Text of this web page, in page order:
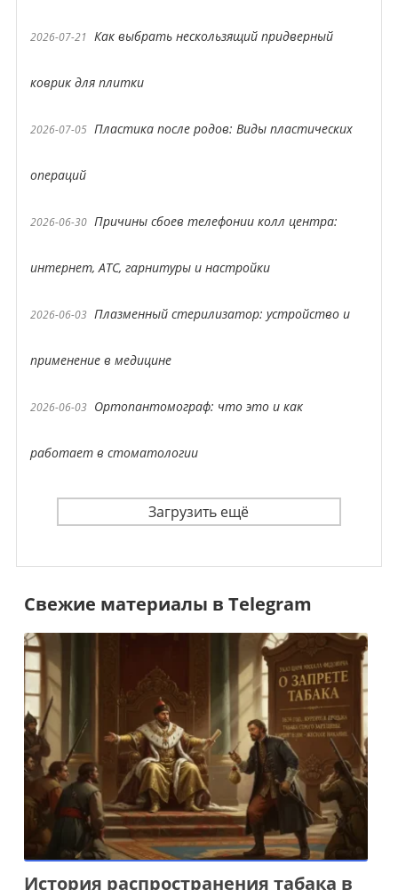
2026-07-21 Как выбрать нескользящий придверный
коврик для плитки
2026-07-05 Пластика после родов: Виды пластических
операций
2026-06-30 Причины сбоев телефонии колл центра:
интернет, АТС, гарнитуры и настройки
2026-06-03 Плазменный стерилизатор: устройство и
применение в медицине
2026-06-03 Ортопантомограф: что это и как
работает в стоматологии
Загрузить ещё
Свежие материалы в Telegram
История распространения табака в